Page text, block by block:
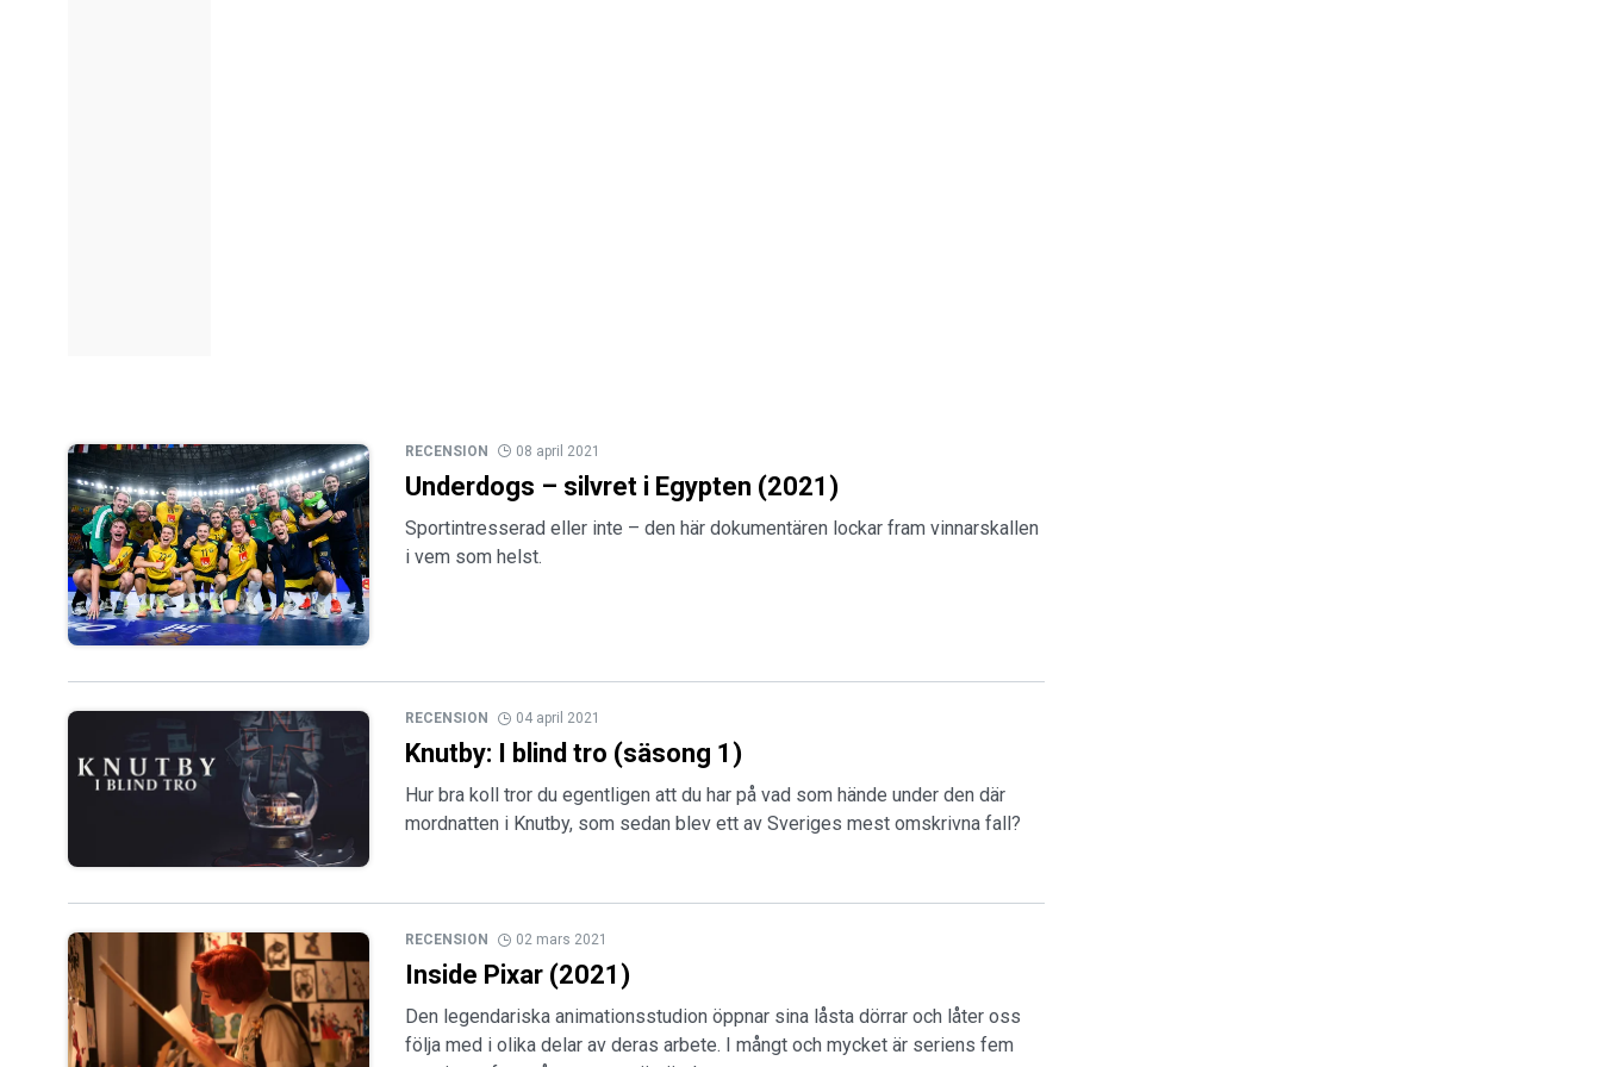
RECENSION 08 april 2021
Underdogs – silvret i Egypten (2021)
Sportintresserad eller inte – den här dokumentären lockar fram vinnarskallen
i vem som helst.
RECENSION 04 april 2021
Knutby: I blind tro (säsong 1)
Hur bra koll tror du egentligen att du har på vad som hände under den där
mordnatten i Knutby, som sedan blev ett av Sveriges mest omskrivna fall?
RECENSION 02 mars 2021
Inside Pixar (2021)
Den legendariska animationsstudion öppnar sina låsta dörrar och låter oss
följa med i olika delar av deras arbete. I mångt och mycket är seriens fem